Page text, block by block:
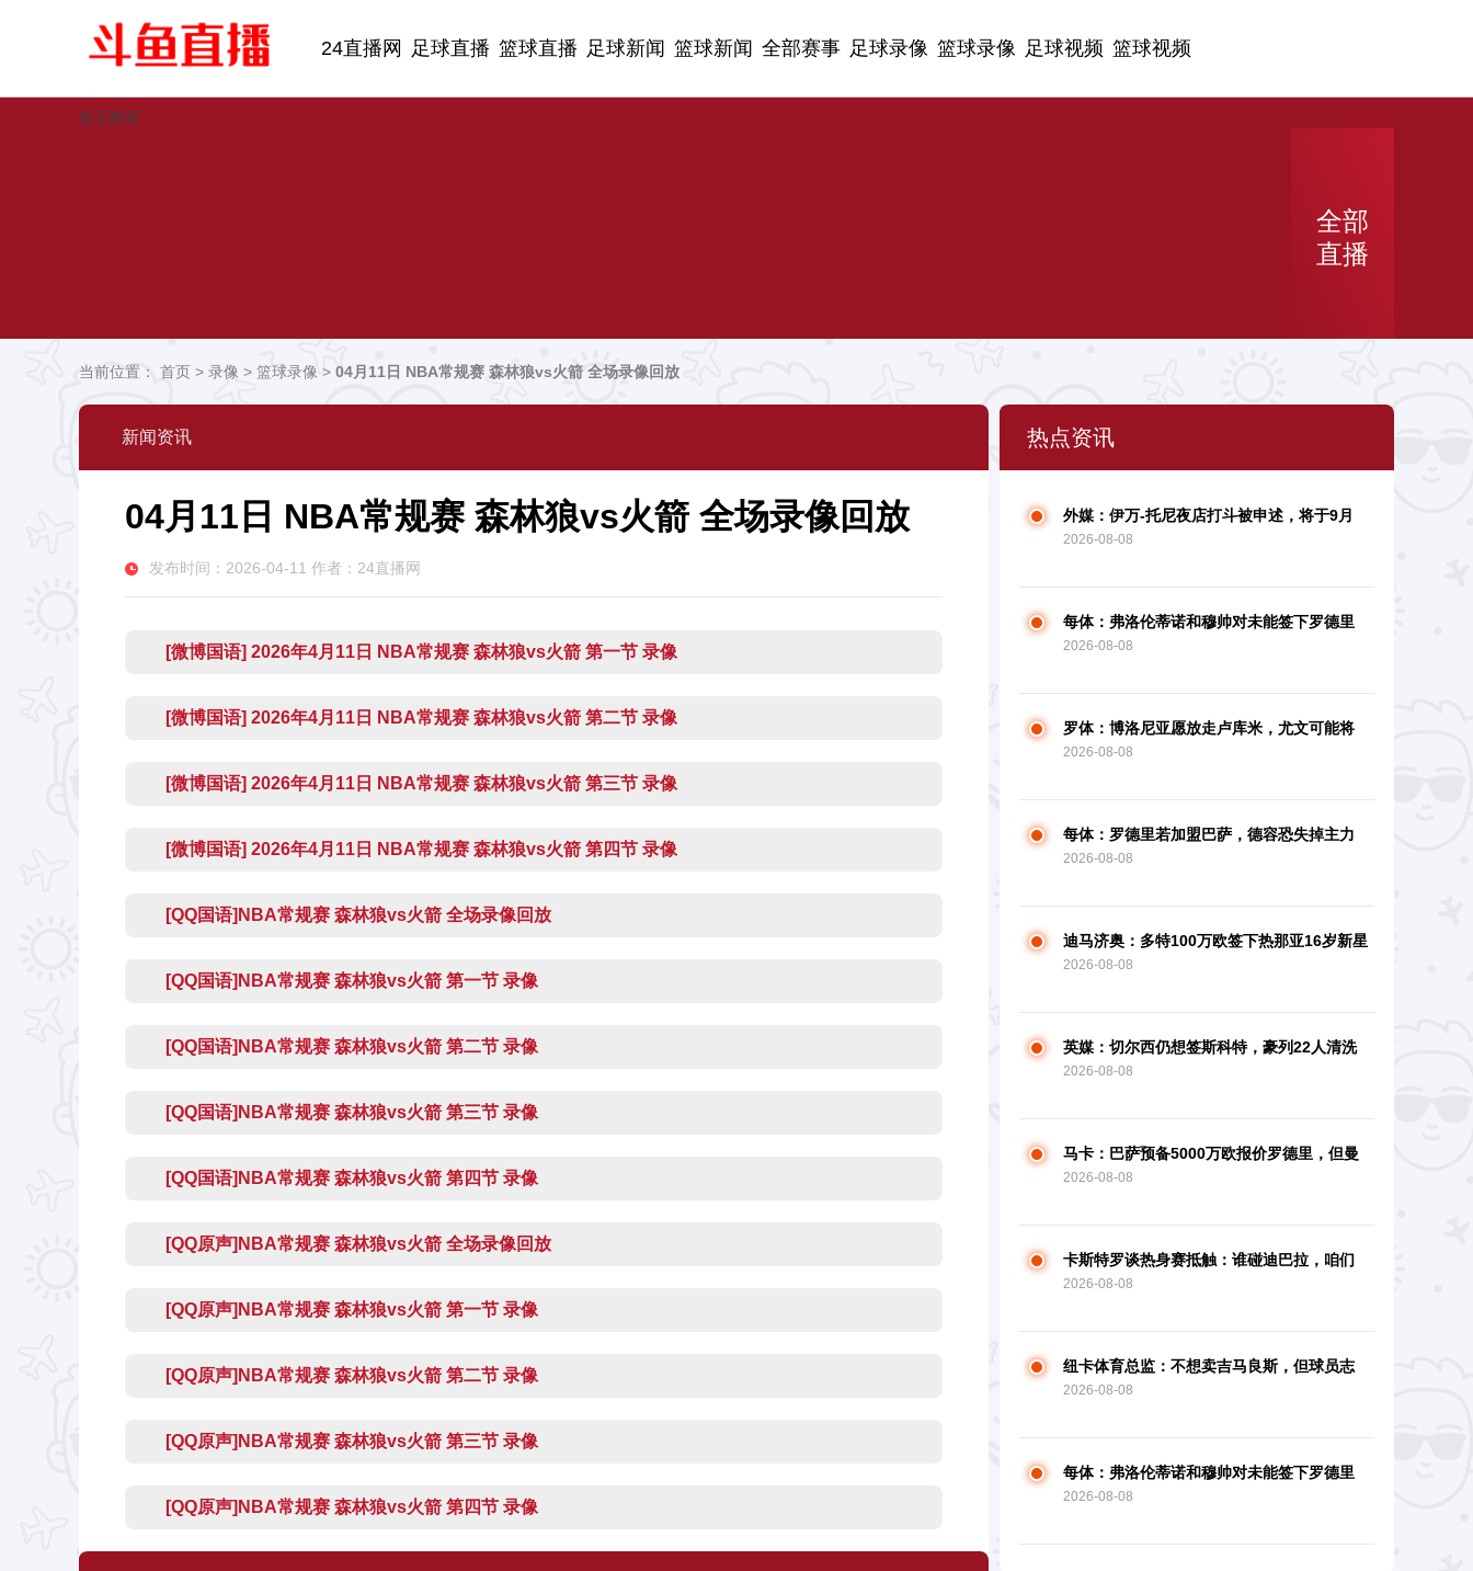
24直播网 足球直播 篮球直播 足球新闻 篮球新闻 全部赛事 足球录像 篮球录像 足球视频 篮球视频
暂无数据
全部
直播
当前位置： 首页 > 录像 > 篮球录像 > 04月11日 NBA常规赛 森林狼vs火箭 全场录像回放
新闻资讯
04月11日 NBA常规赛 森林狼vs火箭 全场录像回放
发布时间：2026-04-11 作者：24直播网
[微博国语] 2026年4月11日 NBA常规赛 森林狼vs火箭 第一节 录像
[微博国语] 2026年4月11日 NBA常规赛 森林狼vs火箭 第二节 录像
[微博国语] 2026年4月11日 NBA常规赛 森林狼vs火箭 第三节 录像
[微博国语] 2026年4月11日 NBA常规赛 森林狼vs火箭 第四节 录像
[QQ国语]NBA常规赛 森林狼vs火箭 全场录像回放
[QQ国语]NBA常规赛 森林狼vs火箭 第一节 录像
[QQ国语]NBA常规赛 森林狼vs火箭 第二节 录像
[QQ国语]NBA常规赛 森林狼vs火箭 第三节 录像
[QQ国语]NBA常规赛 森林狼vs火箭 第四节 录像
[QQ原声]NBA常规赛 森林狼vs火箭 全场录像回放
[QQ原声]NBA常规赛 森林狼vs火箭 第一节 录像
[QQ原声]NBA常规赛 森林狼vs火箭 第二节 录像
[QQ原声]NBA常规赛 森林狼vs火箭 第三节 录像
[QQ原声]NBA常规赛 森林狼vs火箭 第四节 录像
热点资讯
外媒：伊万-托尼夜店打斗被申述，将于9月
24日出庭
2026-08-08
每体：弗洛伦蒂诺和穆帅对未能签下罗德里
感到愤恨
2026-08-08
罗体：博洛尼亚愿放走卢库米，尤文可能将
卡瓦尔参加买卖
2026-08-08
每体：罗德里若加盟巴萨，德容恐失掉主力
方位
2026-08-08
迪马济奥：多特100万欧签下热那亚16岁新星
斯卡廖内
2026-08-08
英媒：切尔西仍想签斯科特，豪列22人清洗
名单
2026-08-08
马卡：巴萨预备5000万欧报价罗德里，但曼
城以为不行
2026-08-08
卡斯特罗谈热身赛抵触：谁碰迪巴拉，咱们
会立马站出来护着他
2026-08-08
纽卡体育总监：不想卖吉马良斯，但球员志
愿+转会价格促进买卖
2026-08-08
每体：弗洛伦蒂诺和穆帅对未能签下罗德里
感到愤恨
2026-08-08